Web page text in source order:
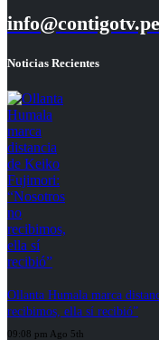
info@contigotv.pe
Noticias Recientes
Ollanta Humala marca
recibimos, ella sí recibió”
09:08 pm Ago 5th